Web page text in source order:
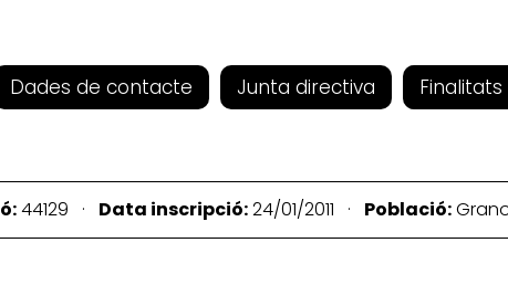
Dades de contacte Junta directiva
44129 · Data inscripció:24/01/2011 · Població: